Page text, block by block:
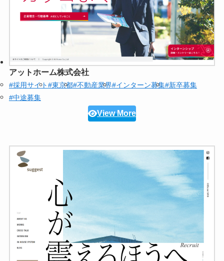
アットホーム株式会社
#採用サイト#東京都#不動産業界#インターン募集#新卒募集
#中途募集
View More